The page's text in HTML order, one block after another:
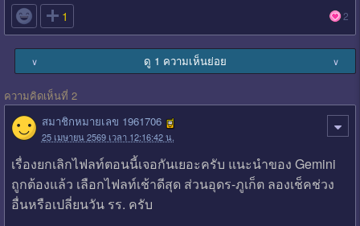
 1 2
∨ ดู 1 ความเห็นย่อย ∨
ความคิดเห็นที่ 2
สมาชิกหมายเลข 1961706
25 เมษายน 2569 เวลา 12:16:42 น.
เรื่องยกเลิกไฟลท์ตอนนี้เจอกันเยอะครับ แนะนำของ Gemini
ถูกต้องแล้ว เลือกไฟลท์เช้าดีสุด ส่วนอุดร-ภูเก็ต ลองเช็คช่วง
อื่นหรือเปลี่ยนวัน รร. ครับ